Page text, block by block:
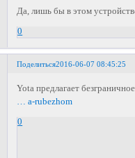
Да, лишь бы в этом
0
Поделиться2016-06-07 08:45:25
Yota предлагает
… a-rubezhom
0